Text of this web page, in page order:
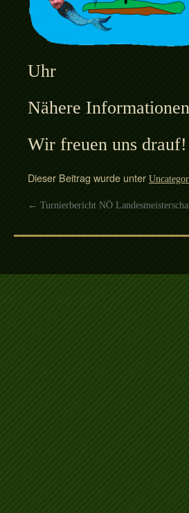
Uhr
Nähere
Wir freuen uns drauf!
Dieser Beitrag wurde unter
← Turnierbericht NÖ